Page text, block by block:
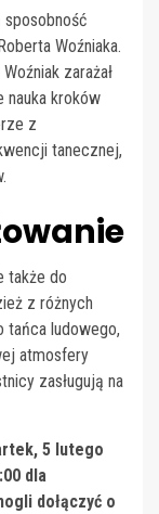
Woźniaka.
zarażał
nauka kroków
z
tanecznej,
także do
z różnych
tańca ludowego,
atmosfery
zasługują na
5 lutego
dla
dołączyć o